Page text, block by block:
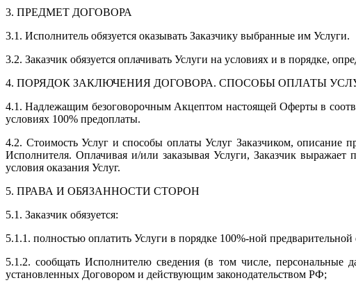
3. ПРЕДМЕТ ДОГОВОРА
3.1. Исполнитель обязуется оказывать Заказчику выбранные им Услуги.
3.2. Заказчик обязуется оплачивать Услуги на условиях и в порядке,
4. ПОРЯДОК ЗАКЛЮЧЕНИЯ ДОГОВОРА. СПОСОБЫ ОПЛАТЫ
4.1. Надлежащим безоговорочным Акцептом настоящей Оферты в
условиях 100% предоплаты.
4.2. Стоимость Услуг и способы оплаты Услуг Заказчиком, описание
Исполнителя. Оплачивая и/или заказывая Услуги, Заказчик
условия оказания Услуг.
5. ПРАВА И ОБЯЗАННОСТИ СТОРОН
5.1. Заказчик обязуется:
5.1.1. полностью оплатить Услуги в порядке 100%-ной предварительной
5.1.2. сообщать Исполнителю сведения (в том числе, персональные
установленных Договором и действующим законодательством РФ;